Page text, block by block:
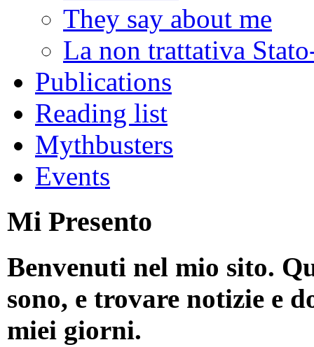
They say about me
La non trattativa
Publications
Reading list
Mythbusters
Events
Mi Presento
Benvenuti nel mio sito.
sono, e trovare notizie e
miei giorni.